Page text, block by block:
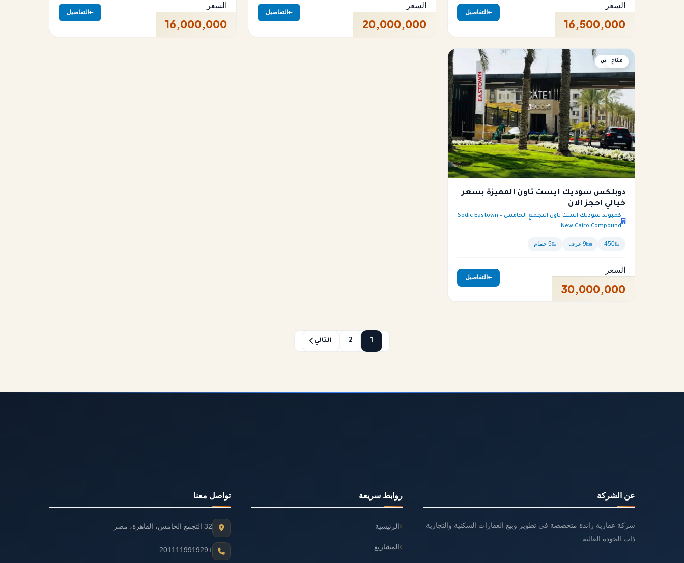
السعر
16,500,000
التفاصيل
السعر
20,000,000
التفاصيل
السعر
16,000,000
التفاصيل
دوبلكس
متاح
دوبلكس سوديك ايست تاون المميزة بسعر
خيالي احجز الان
كمبوند سوديك ايست تاون التجمع الخامس – Sodic Eastown
New Cairo Compound
450 9 غرف 5 حمام
السعر
30,000,000
التفاصيل
1
2 التالي
عن الشركة
شركة عقارية رائدة متخصصة في تطوير وبيع العقارات السكنية والتجارية
ذات الجودة العالية.
روابط سريعة
الرئيسية
المشاريع
تواصل معنا
32 التجمع الخامس، القاهرة، مصر
+201111991929